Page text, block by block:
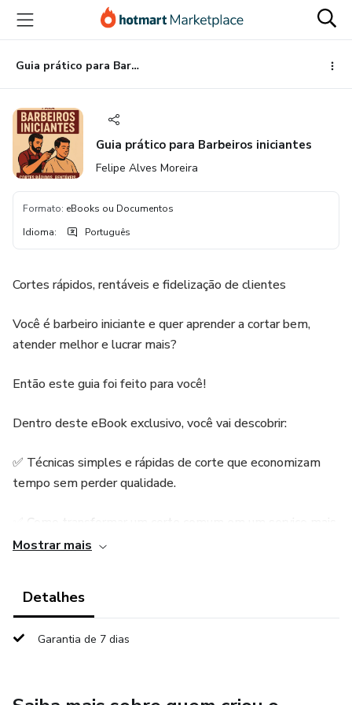
para
conteúdo
principal
para
pagamento
para
rodapé
Guia prático para Barbeiros iniciantes
Guia prático para Barbeiros iniciantes
Felipe Alves Moreira
Formato: eBooks ou Documentos
Idioma: Português
Cortes rápidos, rentáveis e fidelização de clientes
Você é barbeiro iniciante e quer aprender a cortar bem,
atender melhor e lucrar mais?
Então este guia foi feito para você!
Dentro deste eBook exclusivo, você vai descobrir:
✅ Técnicas simples e rápidas de corte que economizam
tempo sem perder qualidade.
✅ Como transformar um corte comum em um serviço mais
rentável.
sólida.
✅ Dicas práticas de atendimento que fazem o cliente
Mostrar mais
Detalhes
Garantia de 7 dias